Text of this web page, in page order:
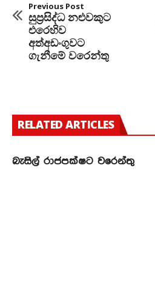
Previous Post
සුප්‍රසිද්ධ නළුවකුට
එරෙහිව
අත්අඩංගුවට
ගැනීමේ වරෙන්තු
RELATED ARTICLES
බැසිල් රාජපක්ෂට වරෙන්තු